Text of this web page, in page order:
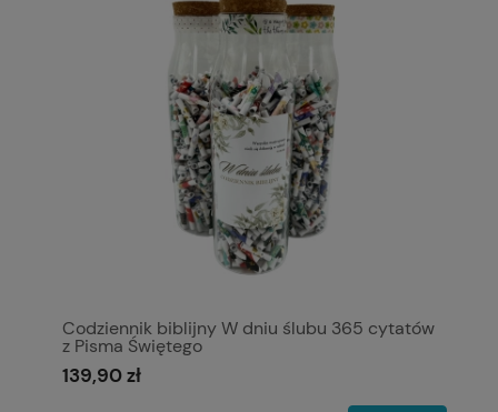
Codziennik biblijny W dniu ślubu 365 cytatów
z Pisma Świętego
139,90 zł